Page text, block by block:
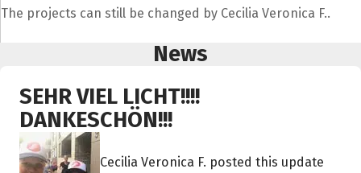
The projects can still be changed by Cecilia Veronica F..
News
SEHR VIEL LICHT!!!!
DANKESCHÖN!!!
Cecilia Veronica F. posted this update